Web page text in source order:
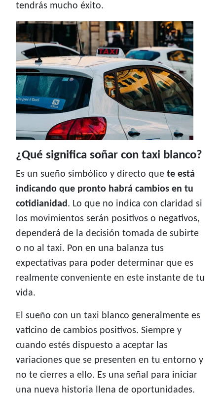
tendrás mucho éxito.
¿Qué significa soñar con taxi blanco?
Es un sueño simbólico y directo que te está
indicando que pronto habrá cambios en tu
cotidianidad. Lo que no indica con claridad si
los movimientos serán positivos o negativos,
dependerá de la decisión tomada de subirte
o no al taxi. Pon en una balanza tus
expectativas para poder determinar que es
realmente conveniente en este instante de tu
vida.
El sueño con un taxi blanco generalmente es
vaticino de cambios positivos. Siempre y
cuando estés dispuesto a aceptar las
variaciones que se presenten en tu entorno y
no te cierres a ello. Es una señal para iniciar
una nueva historia llena de oportunidades.